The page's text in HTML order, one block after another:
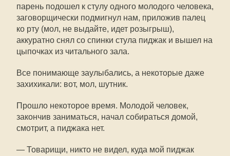
парень подошел к стулу одного молодого человека,
заговорщически подмигнул нам, приложив палец
ко рту (мол, не выдайте, идет розыгрыш),
аккуратно снял со спинки стула пиджак и вышел на
цыпочках из читального зала.
Все понимающе заулыбались, а некоторые даже
захихикали: вот, мол, шутник.
Прошло некоторое время. Молодой человек,
закончив заниматься, начал собираться домой,
смотрит, а пиджака нет.
— Товарищи, никто не видел, куда мой пиджак